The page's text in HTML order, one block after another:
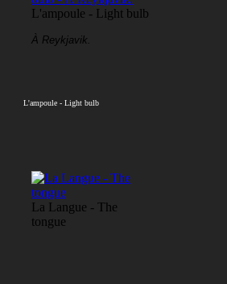
L'ampoule - Light bulb
À Reykjavik.
L'ampoule - Light bulb
La Langue - The
tongue